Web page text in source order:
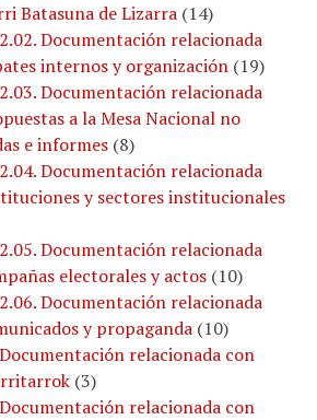
Batasuna de Lizarra (14)
Documentación relacionada
internos y organización (19)
Documentación relacionada
a la Mesa Nacional no
e informes (8)
Documentación relacionada
y sectores institucionales
Documentación relacionada
electorales y actos (10)
Documentación relacionada
y propaganda (10)
relacionada con
(3)
relacionada con